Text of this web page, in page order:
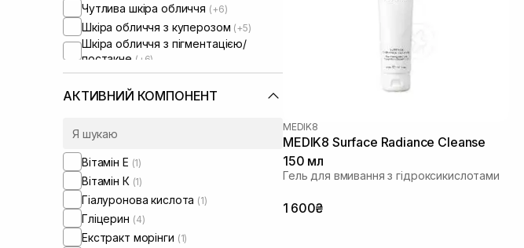
Чутлива шкіра обличчя (+6)
Шкіра обличчя з куперозом (+5)
Шкіра обличчя з пігментацією/
постакне (+6)
Шкіра обличчя з розширеними
порами(+6)
Шкіра обличчя з порушеним
Шкіра обличчя з порушеним
АКТИВНИЙ КОМПОНЕНТ
Вітамін Е (1)
Вітамін К (1)
Гіалуронова кислота (1)
Гліцерин (4)
Екстракт морінги (1)
MEDIK8
MEDIK8 Surface Radiance Cleanse
150 мл
Гель для вмивання з гідроксикислотами
1 600₴